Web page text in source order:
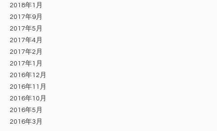
2018年1月
2017年9月
2017年5月
2017年4月
2017年2月
2017年1月
2016年12月
2016年11月
2016年10月
2016年5月
2016年3月